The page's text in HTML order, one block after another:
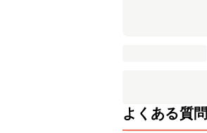
よくある質問